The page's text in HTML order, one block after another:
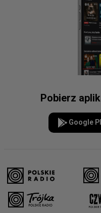
Pobierz
Google